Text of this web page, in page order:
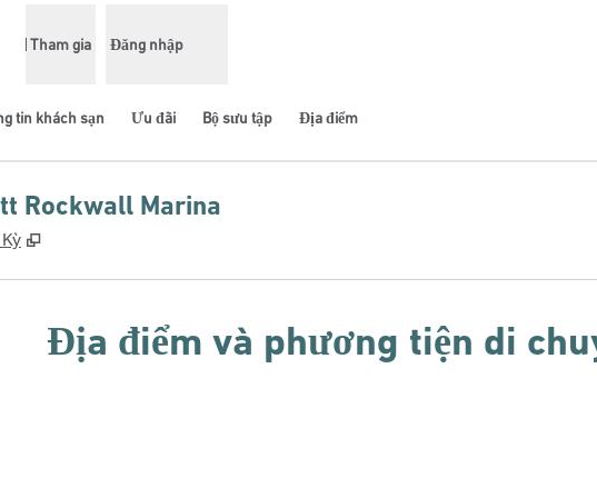
Tham gia Đăng nhập
tin khách sạn Ưu đãi Bộ sưu tập Địa điểm
Rockwall Marina
,
Địa điểm và phương tiện di